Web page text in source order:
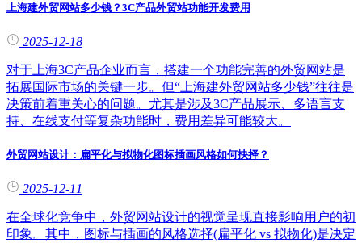
上海建外贸网站多少钱？3C产品外贸站功能开发费用
2025-12-18
对于上海3C产品企业而言，搭建一个功能完善的外贸网站是
拓展国际市场的关键一步。但“上海建外贸网站多少钱”往往是
决策前着重关心的问题。尤其是涉及3C产品展示、多语言支
持、在线支付等复杂功能时，费用差异可能较大。
外贸网站设计：扁平化与拟物化图标插画风格如何抉择？
2025-12-11
在全球化竞争中，外贸网站设计的视觉呈现直接影响用户的初
印象。其中，图标与插画的风格选择(扁平化 vs 拟物化)是决定